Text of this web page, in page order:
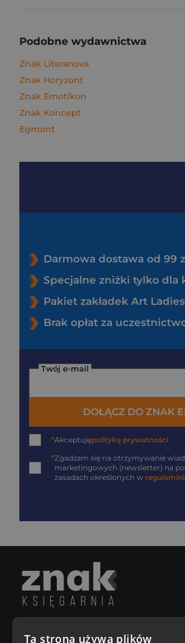
Podobne wydawnictwa
Znak Literanova
Znak Horyzont
Znak Emotikon
Znak Koncept
Egmont
Darmowa dostawa od 99
Specjalne zniżki tylko dla
Pakiet zakładek Art Ladies
Brak opłat za
Twój e-mail
DOŁĄCZ DO ZNAK
*Akceptujępolitykę prywatności
*Zgadzam się na otrzymywanie
marketingowych (newsletter) na
zasadach określonych w
Ta strona używa plików